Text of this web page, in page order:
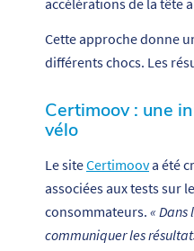
Cette approche donne
différents chocs. Les
Certimoov : une
vélo
Le siteCertimoova été
associées aux tests sur
consommateurs. «
communiquer les